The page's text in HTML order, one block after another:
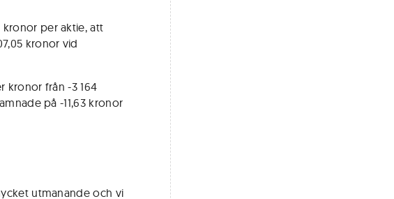
kronor per aktie, att
kronor vid
kronor från -3 164
på -11,63 kronor
utmanande och vi